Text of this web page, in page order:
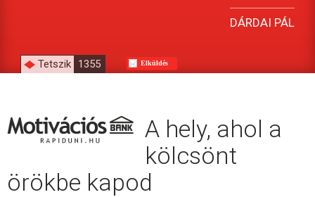
DÁRDAI PÁL
Tetszik 1355 Elküldés
A hely, ahol a
kölcsönt
örökbe kapod